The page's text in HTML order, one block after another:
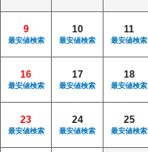
9
最安値検索
10
最安値検索
11
最安値検索
16
最安値検索
17
最安値検索
18
最安値検索
23
最安値検索
24
最安値検索
25
最安値検索